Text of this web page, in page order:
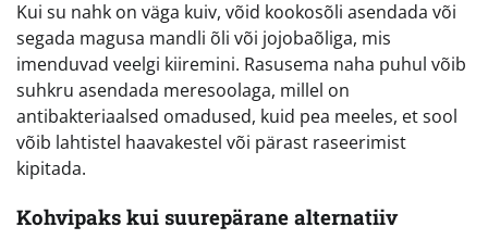
Kui su nahk on väga kuiv, võid kookosõli asendada või
segada magusa mandli õli või jojobaõliga, mis
imenduvad veelgi kiiremini. Rasusema naha puhul võib
suhkru asendada meresoolaga, millel on
antibakteriaalsed omadused, kuid pea meeles, et sool
võib lahtistel haavakestel või pärast raseerimist
kipitada.
Kohvipaks kui suurepärane alternatiiv